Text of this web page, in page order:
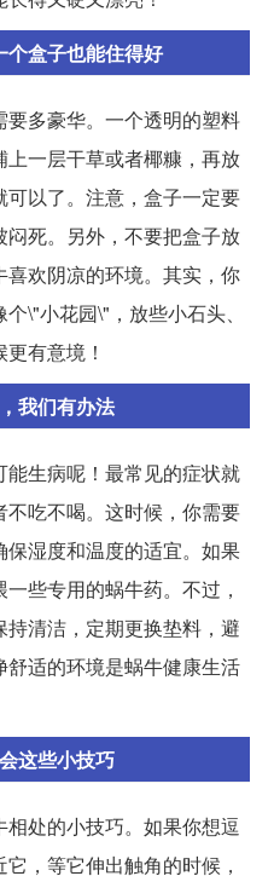
盒子也能住得好
多豪华。一个透明的塑料
一层干草或者椰糠，再放
以了。注意，盒子一定要
死。另外，不要把盒子放
欢阴凉的环境。其实，你
\"小花园\"，放些小石头、
有意境！
我们有办法
生病呢！最常见的症状就
吃不喝。这时候，你需要
湿度和温度的适宜。如果
些专用的蜗牛药。不过，
清洁，定期更换垫料，避
适的环境是蜗牛健康生活
这些小技巧
处的小技巧。如果你想逗
，等它伸出触角的时候，